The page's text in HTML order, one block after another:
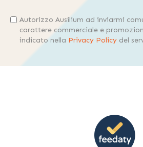
Autorizzo Ausilium ad inviarmi
carattere commerciale e
indicato nella Privacy Policy del